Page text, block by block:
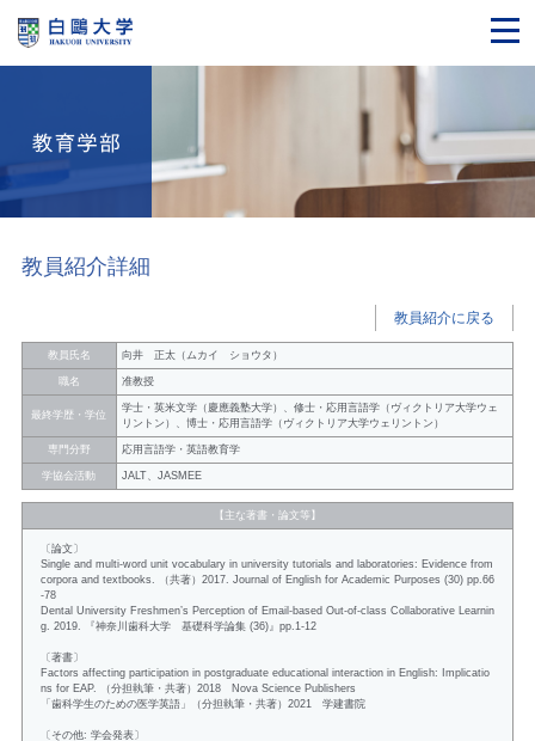
教員紹介詳細
教員紹介に戻る
教員氏名 向井 正太（ムカイ ショウタ）
職名 准教授
最終学歴・学位
学士・英米文学（慶應義塾大学）、修士・応用言語学（ヴィクトリア大学ウェ
リントン）、博士・応用言語学（ヴィクトリア大学ウェリントン）
専門分野 応用言語学・英語教育学
学協会活動 JALT、JASMEE
【主な著書・論文等】
〔論文〕
Single and multi-word unit vocabulary in university tutorials and laboratories: Evidence from
corpora and textbooks. （共著）2017. Journal of English for Academic Purposes (30) pp.66
-78
Dental University Freshmen’s Perception of Email-based Out-of-class Collaborative Learnin
g. 2019. 『神奈川歯科大学 基礎科学論集 (36)』pp.1-12
〔著書〕
Factors affecting participation in postgraduate educational interaction in English: Implicatio
ns for EAP. （分担執筆・共著）2018 Nova Science Publishers
「歯科学生のための医学英語」（分担執筆・共著）2021 学建書院
〔その他: 学会発表〕